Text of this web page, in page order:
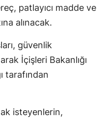
patlayıcı madde ve
alınacak.
güvenlik
İçişleri Bakanlığı
tarafından
isteyenlerin,